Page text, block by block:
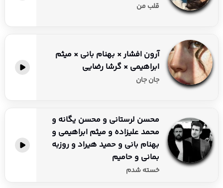
قلب من
آرون افشار × بهنام بانی × میثم
ابراهیمی × گرشا رضایی
جان جان
محسن لرستانی و محسن یگانه و
محمد علیزاده و میثم ابراهیمی و
بهنام بانی و حمید هیراد و روزبه
بمانی و حامیم
خسته شدم